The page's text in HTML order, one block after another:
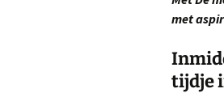
met
tijdje